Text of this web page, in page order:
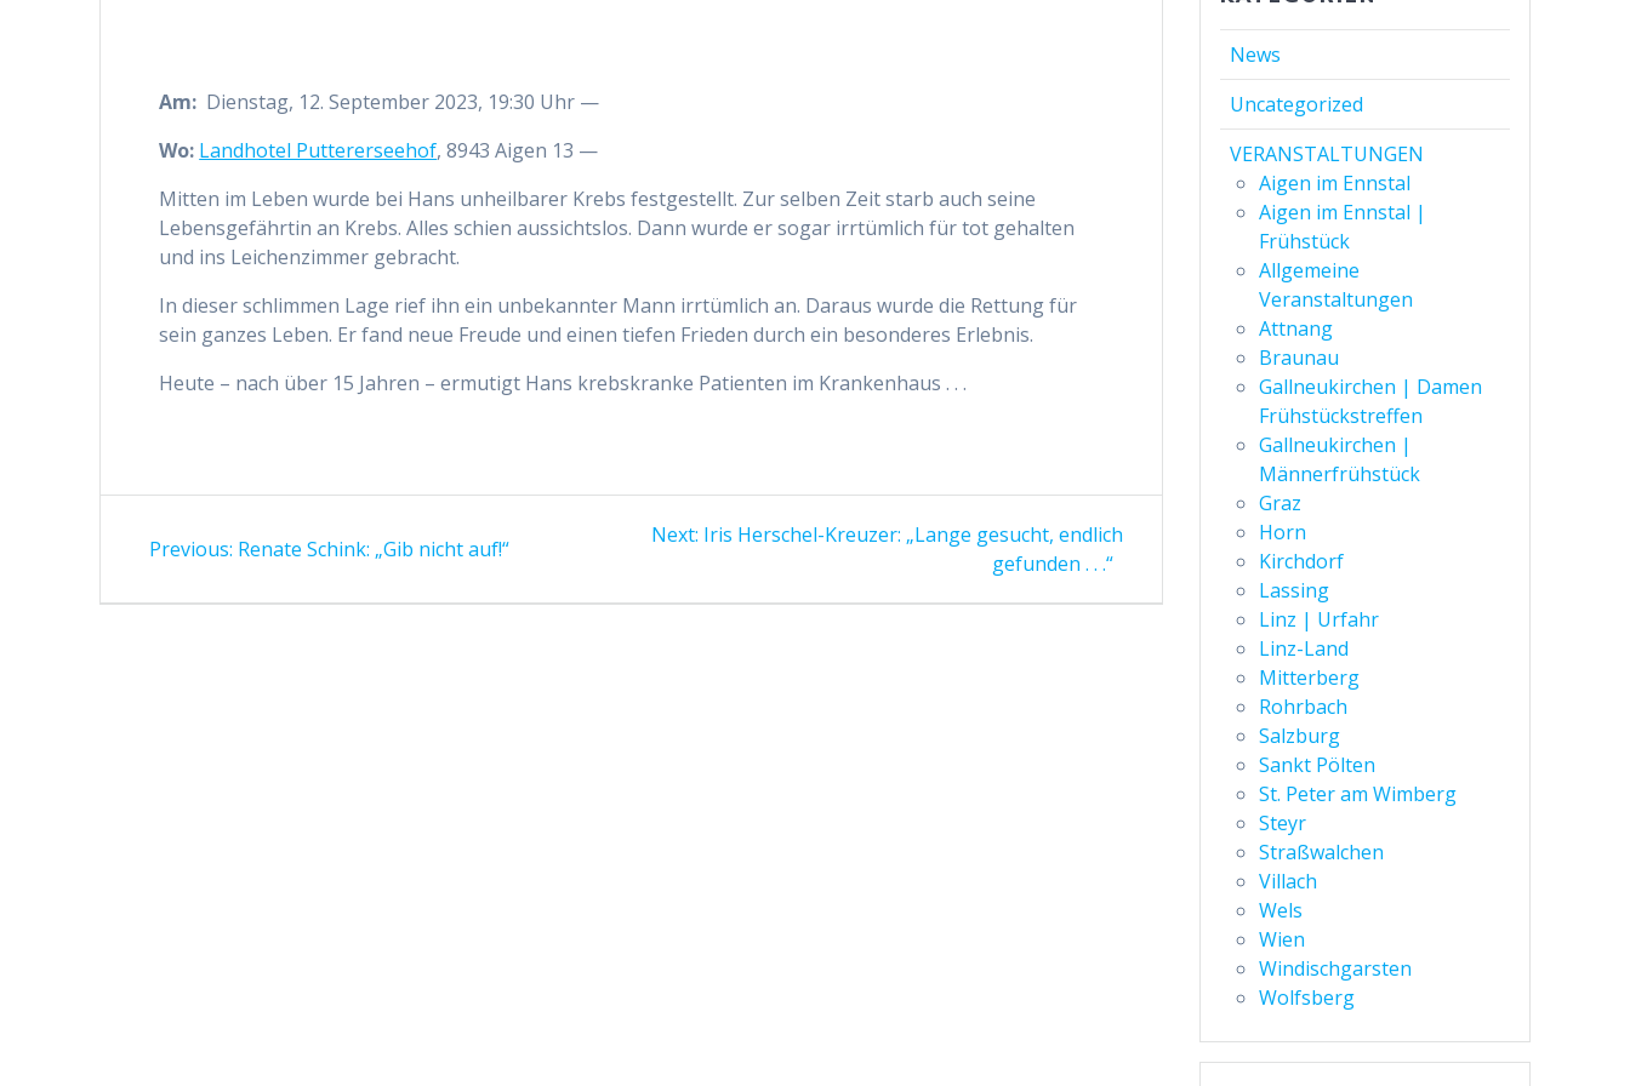
Am: Dienstag, 12. September 2023, 19:30 Uhr —
Wo: Landhotel Puttererseehof, 8943 Aigen 13 —
Mitten im Leben wurde bei Hans unheilbarer Krebs festgestellt. Zur selben Zeit starb auch seine
Lebensgefährtin an Krebs. Alles schien aussichtslos. Dann wurde er sogar irrtümlich für tot gehalten
und ins Leichenzimmer gebracht.
In dieser schlimmen Lage rief ihn ein unbekannter Mann irrtümlich an. Daraus wurde die Rettung für
sein ganzes Leben. Er fand neue Freude und einen tiefen Frieden durch ein besonderes Erlebnis.
Heute – nach über 15 Jahren – ermutigt Hans krebskranke Patienten im Krankenhaus . . .
Previous: Previous
Renate Schink: „Gib nicht auf!“
Next: Next
Iris Herschel-Kreuzer: „Lange gesucht, endlich
gefunden . . .“
News
Uncategorized
VERANSTALTUNGEN
Aigen im Ennstal
Aigen im Ennstal |
Frühstück
Allgemeine
Veranstaltungen
Attnang
Braunau
Gallneukirchen | Damen
Frühstückstreffen
Gallneukirchen |
Männerfrühstück
Graz
Horn
Kirchdorf
Lassing
Linz | Urfahr
Linz-Land
Mitterberg
Rohrbach
Salzburg
Sankt Pölten
St. Peter am Wimberg
Steyr
Straßwalchen
Villach
Wels
Wien
Windischgarsten
Wolfsberg